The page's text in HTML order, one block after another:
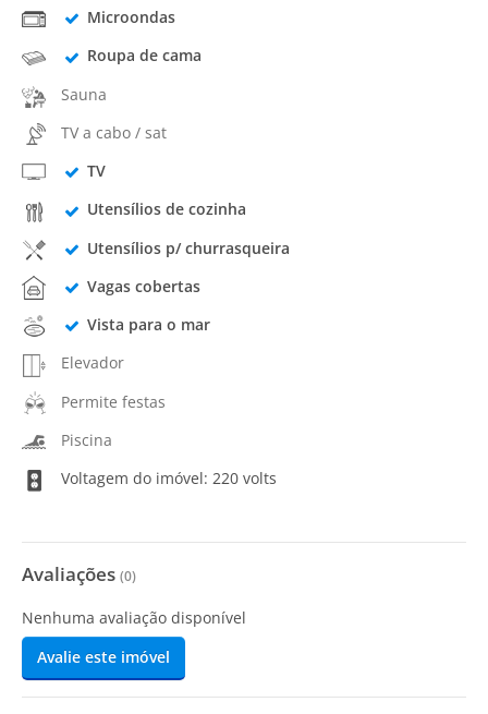
Microondas
Roupa de cama
Sauna
TV a cabo / sat
TV
Utensílios de cozinha
Utensílios p/ churrasqueira
Vagas cobertas
Vista para o mar
Elevador
Permite festas
Piscina
Voltagem do imóvel: 220 volts
Avaliações (0)
Nenhuma avaliação disponível
Avalie este imóvel